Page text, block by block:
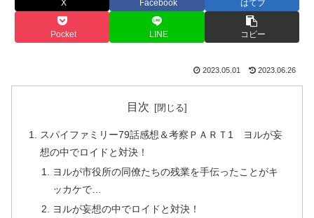
X Facebook はてブ
Pocket LINE コピー
2023.05.01 2023.06.26
目次
スパイファミリー79話感想＆考察ＰＡＲＴ1 ヨルが妄
想の中でロイドと対決！
ヨルが市役所の同僚たちの残業を手伝ったことがキ
ッカケで…
ヨルが妄想の中でロイドと対決！